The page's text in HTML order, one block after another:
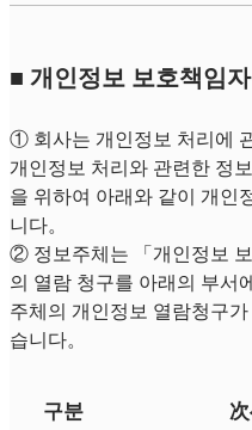
■ 개인정보 보호책임
① 회사는 개인정보 처리에
개인정보 처리와 관련한 정
을 위하여 아래와 같이 개인
니다。
② 정보주체는 「개인정보
의 열람 청구를 아래의 부서
주체의 개인정보 열람청구
습니다。
구분